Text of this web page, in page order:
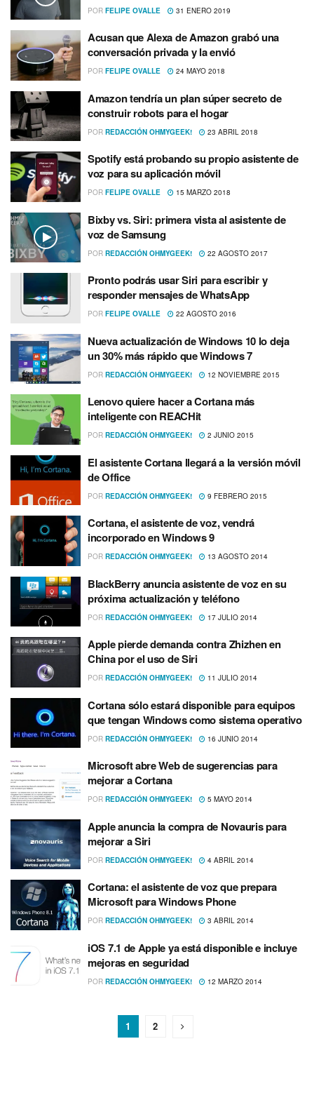
POR FELIPE OVALLE 31 ENERO 2019
Acusan que Alexa de Amazon grabó una
conversación privada y la envió
POR FELIPE OVALLE 24 MAYO 2018
Amazon tendrí­a un plan súper secreto de
construir robots para el hogar
POR REDACCIÓN OHMYGEEK! 23 ABRIL 2018
Spotify está probando su propio asistente de
voz para su aplicación móvil
POR FELIPE OVALLE 15 MARZO 2018
Bixby vs. Siri: primera vista al asistente de
voz de Samsung
POR REDACCIÓN OHMYGEEK! 22 AGOSTO 2017
Pronto podrás usar Siri para escribir y
responder mensajes de WhatsApp
POR FELIPE OVALLE 22 AGOSTO 2016
Nueva actualización de Windows 10 lo deja
un 30% más rápido que Windows 7
POR REDACCIÓN OHMYGEEK! 12 NOVIEMBRE 2015
Lenovo quiere hacer a Cortana más
inteligente con REACHit
POR REDACCIÓN OHMYGEEK! 2 JUNIO 2015
El asistente Cortana llegará a la versión móvil
de Office
POR REDACCIÓN OHMYGEEK! 9 FEBRERO 2015
Cortana, el asistente de voz, vendrá
incorporado en Windows 9
POR REDACCIÓN OHMYGEEK! 13 AGOSTO 2014
BlackBerry anuncia asistente de voz en su
próxima actualización y teléfono
POR REDACCIÓN OHMYGEEK! 17 JULIO 2014
Apple pierde demanda contra Zhizhen en
China por el uso de Siri
POR REDACCIÓN OHMYGEEK! 11 JULIO 2014
Cortana sólo estará disponible para equipos
que tengan Windows como sistema operativo
POR REDACCIÓN OHMYGEEK! 16 JUNIO 2014
Microsoft abre Web de sugerencias para
mejorar a Cortana
POR REDACCIÓN OHMYGEEK! 5 MAYO 2014
Apple anuncia la compra de Novauris para
mejorar a Siri
POR REDACCIÓN OHMYGEEK! 4 ABRIL 2014
Cortana: el asistente de voz que prepara
Microsoft para Windows Phone
POR REDACCIÓN OHMYGEEK! 3 ABRIL 2014
iOS 7.1 de Apple ya está disponible e incluye
mejoras en seguridad
POR REDACCIÓN OHMYGEEK! 12 MARZO 2014
1 2